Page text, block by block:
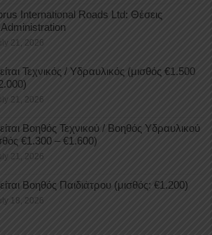
International Roads Ltd: Θέσεις
Administration
21, 2026
Τεχνικός / Υδραυλικός (μισθός €1.500
21, 2026
Βοηθός Τεχνικού / Βοηθός Υδραυλικού
€1.300 – €1.600)
21, 2026
Βοηθός Παιδιάτρου (μισθός: €1.200)
18, 2026